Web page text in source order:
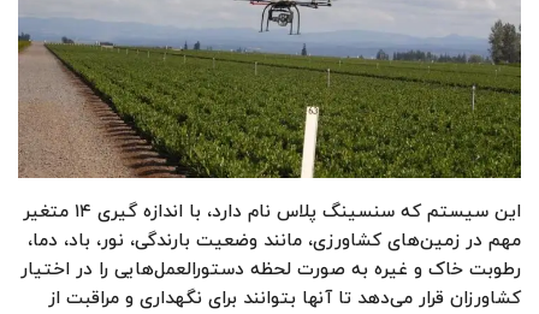
این سیستم که سنسینگ پلاس نام دارد، با اندازه گیری ۱۴ متغیر
مهم در زمین‌های کشاورزی، مانند وضعیت بارندگی، نور، باد، دما،
رطوبت خاک و غیره به صورت لحظه دستورالعمل‌هایی را در اختیار
کشاورزان قرار می‌دهد تا آنها بتوانند برای نگهداری و مراقبت از